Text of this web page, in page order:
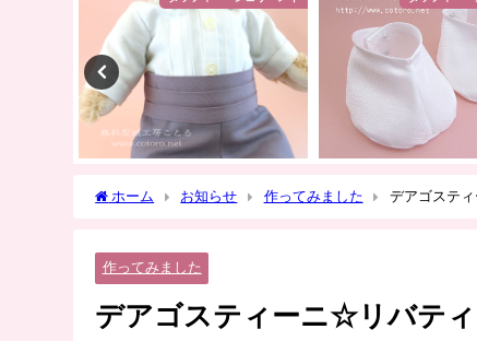
ホーム お知らせ 作ってみました デアゴステ
作ってみました
デアゴスティーニ☆リバテ